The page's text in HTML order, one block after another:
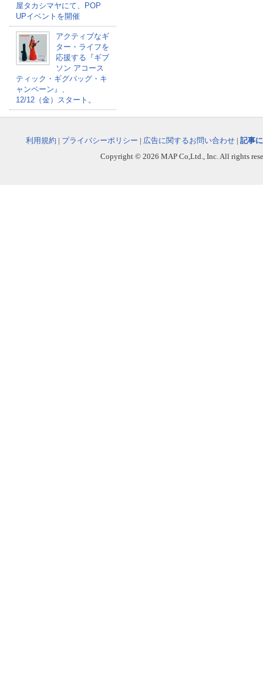
屋タカシマヤにて、POP
UPイベントを開催
アクティブなギ
ター・ライフを
応援する『ギブ
ソン アコース
ティック・ギグバッグ・キ
ャンペーン』、
12/12（金）スタート。
利用規約 | プライバシーポリシー | 広告に関するお問い合わせ | 記事
Copyright © 2026 MAP Co,Ltd., Inc. All rights